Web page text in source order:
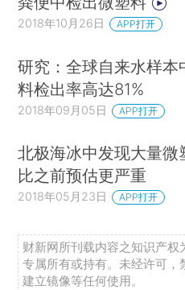
2018年10月26日 APP打开
研究：全球自来水样本
料检出率高达81%
2018年09月05日 APP打开
北极海冰中发现大量微
比之前预估更严重
2018年05月23日 APP打开
财新网所刊载内容之知识产权
专属所有或持有。未经许可，
建立镜像等任何使用。